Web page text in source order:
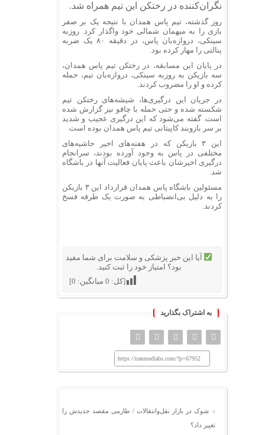
نگران‌کننده در رختکن این تیم همراه شد.
روز گذشته، تیم پاس همدان با نتیجه یک بر صفر
بازی را به میهمان شمالی خود واگذار کرد. روزبه
سینکی، دروازه‌بان پاس، در دقیقه ۸۰ یک ضربه
پنالتی را مهار کرده بود.
در پایان این مسابقه، در رختکن تیم پاس همدان،
سه بازیکن به روزبه سینکی، دروازه‌بان تیم، حمله
کرده و او را مضروب کردند.
در جریان این درگیری‌ها، شیشه‌های رختکن تیم
شکسته شده و حتی حمله با چاقو نیز گزارش شده
است. گفته می‌شود که این درگیری عجیب و شدید
بر سر بازوبند کاپیتانی تیم پاس همدان بوده است.
این ۳ بازیکن که در هفته‌های اخیر حاشیه‌های
مختلفی در پاس به وجود آورده بودند، سرانجام
درگیری اخیرشان باعث پایان فعالیت آنها در باشگاه
شد.
مسئولین باشگاه پاس همدان قرارداد این ۳ بازیکن
را به دلیل بی‌انضباطی به صورت یک طرفه فسخ
کردند.
آیا این خبر پزشکی و سلامت برای شما مفید
بود؟ امتیاز خود را ثبت کنید.
[کل: 0میانگین: 0
]
به اشتراک بگذارید
https://iranmedlabs.com/?p=67952
شوک در بازار نقل‌وانتقالات / طارمی مقصد جدیدش را
تغییر داد؟